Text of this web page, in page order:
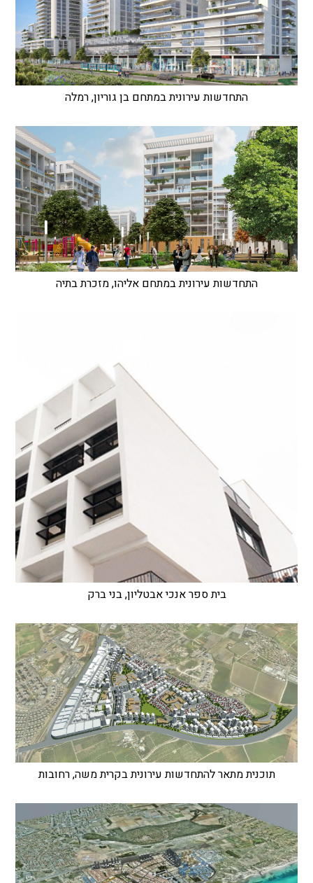
התחדשות עירונית במתחם בן גוריון, רמלה
התחדשות עירונית במתחם אליהו, מזכרת בתיה
בית ספר אנכי אבטליון, בני ברק
תוכנית מתאר להתחדשות עירונית בקרית משה, רחובות